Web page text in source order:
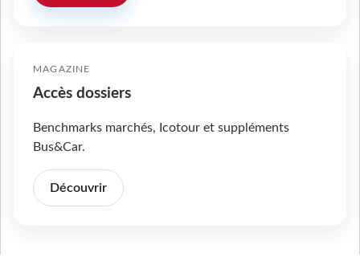
MAGAZINE
Accès dossiers
Benchmarks marchés, Icotour et suppléments
Bus&Car.
Découvrir